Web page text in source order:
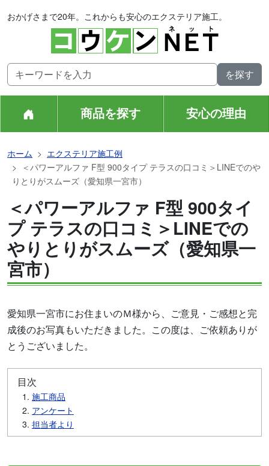
おかげさまで20年。これからも安心のエクステリア施工。
商品を探す 安心の理由
ホーム
エクステリア施工例
＜パワーアルファ F型 900タイプ テラスの口コミ＞LINEでのや
りとりがスムーズ（愛知県一宮市）
＜パワーアルファ F型 900タイ
プ テラスの口コミ＞LINEでの
やりとりがスムーズ（愛知県一
宮市）
愛知県一宮市にお住まいのＭ様から、ご意見・ご感想と完
成後のお写真もいただきました。この度は、ご依頼ありが
とうございました。
目次
施工商品
アンケート
担当者より